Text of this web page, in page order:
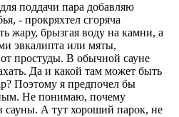
поддачи пара добавляю
- прокряхтел сгоряча
жару, брызгая воду на камни, а
эвкалипта или мяты,
простуды. В обычной сауне
Да и какой там может быть
Поэтому я предпочел бы
Не понимаю, почему
сауны. А тут хороший парок, не